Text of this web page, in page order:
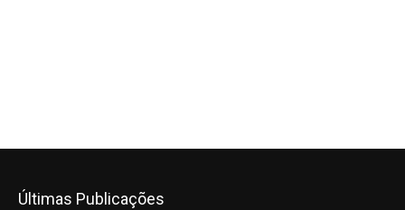
Últimas Publicações